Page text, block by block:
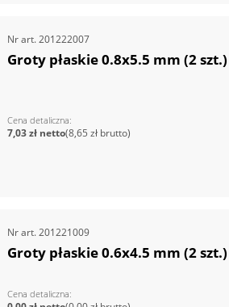
Nr art. 201222007
Groty płaskie 0.8x5.5 mm (2 szt.)
Cena detaliczna
8,65 zł
7,03 zł
Nr art. 201221009
Groty płaskie 0.6x4.5 mm (2 szt.)
Cena detaliczna